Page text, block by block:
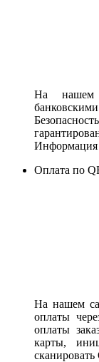
На нашем
Информация
Оплата по
На нашем
оплаты
оплаты
карты,
сканировать